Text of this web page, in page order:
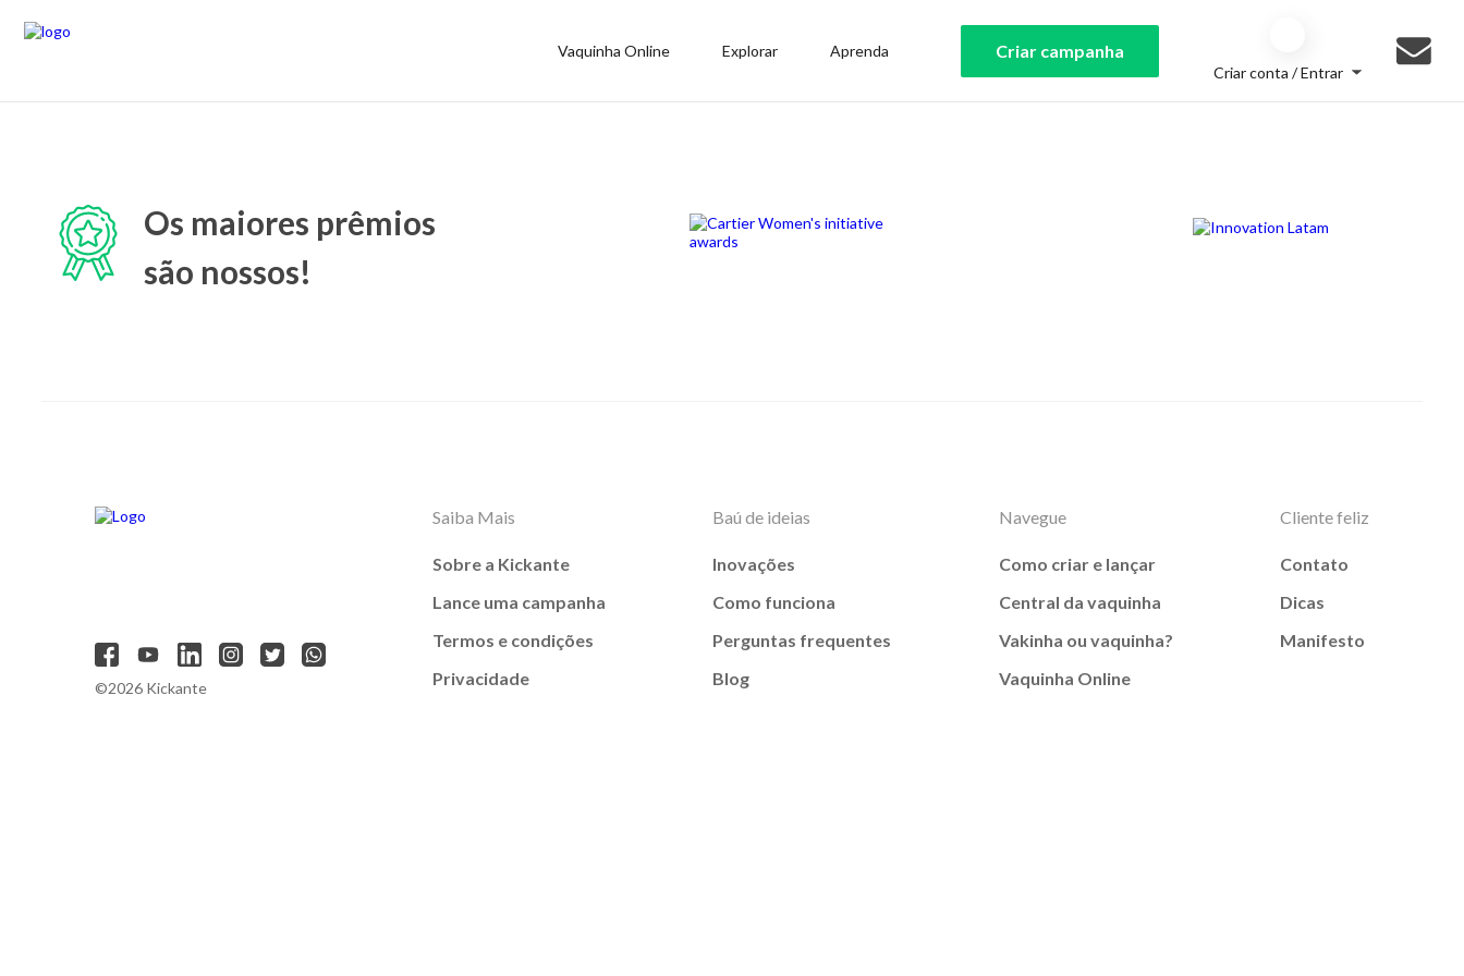
Vaquinha Online Explorar Aprenda Criar campanha
Criar conta / Entrar
Os maiores prêmios
são nossos!
©2026 Kickante
Saiba Mais
Sobre a Kickante
Lance uma campanha
Termos e condições
Privacidade
Baú de ideias
Inovações
Como funciona
Perguntas frequentes
Blog
Navegue
Como criar e lançar
Central da vaquinha
Vakinha ou vaquinha?
Vaquinha Online
Cliente feliz
Contato
Dicas
Manifesto